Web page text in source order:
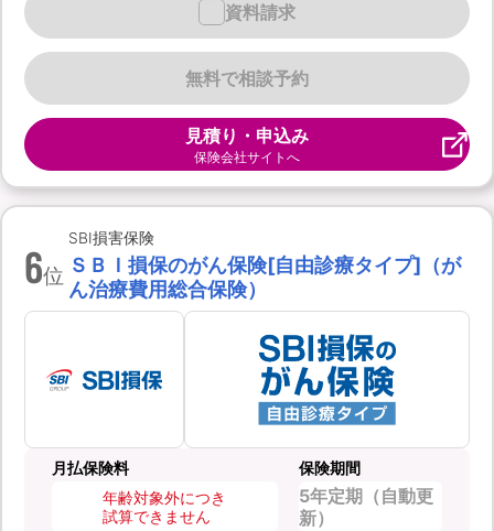
無料で相談予約
資料請求
見積り・申込み
保険会社サイトへ
6位
SBI損害保険
ＳＢＩ損保のがん保険[自由診療タイプ]（が
ん治療費用総合保険）
月払保険料
年齢対象外につき
試算できません
保険期間
5年定期（自動更
新）